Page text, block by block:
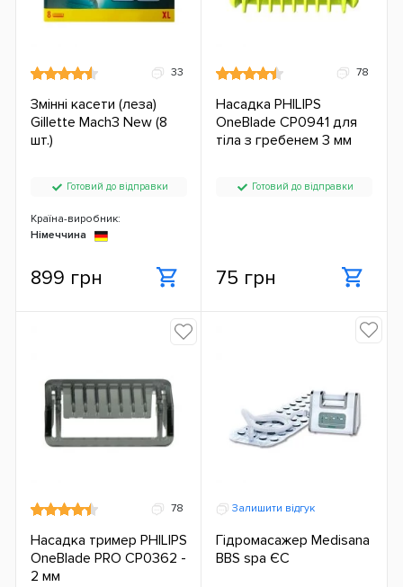
33
Змінні касети (леза)
Gillette Mach3 New (8
шт.)
Готовий до відправки
Країна-виробник:
Німеччина
899 грн
78
Насадка PHILIPS
OneBlade CP0941 для
тіла з гребенем 3 мм
Готовий до відправки
75 грн
78
Насадка тример PHILIPS
OneBlade PRO CP0362 -
2 мм
Залишити відгук
Гідромасажер Medisana
BBS spa ЄС